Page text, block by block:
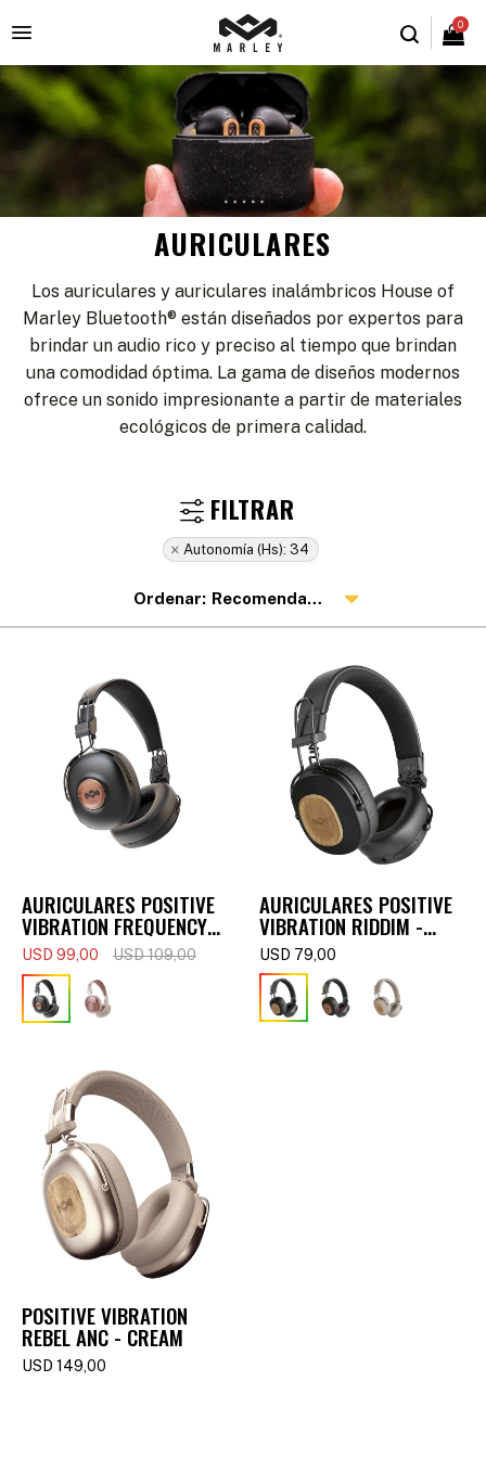
0

AURICULARES
Los auriculares y auriculares inalámbricos House of
Marley Bluetooth® están diseñados por expertos para
brindar un audio rico y preciso al tiempo que brindan
una comodidad óptima. La gama de diseños modernos
ofrece un sonido impresionante a partir de materiales
ecológicos de primera calidad.
Autonomía (hs): 34
Recomendados
AURICULARES POSITIVE
VIBRATION FREQUENCY
(BLUETOOTH) - NEGRO
USD 99,00 USD109,00
AURICULARES POSITIVE
VIBRATION RIDDIM -
SIGNATURE BLACK
USD 79,00
POSITIVE VIBRATION
REBEL ANC - CREAM
USD 149,00